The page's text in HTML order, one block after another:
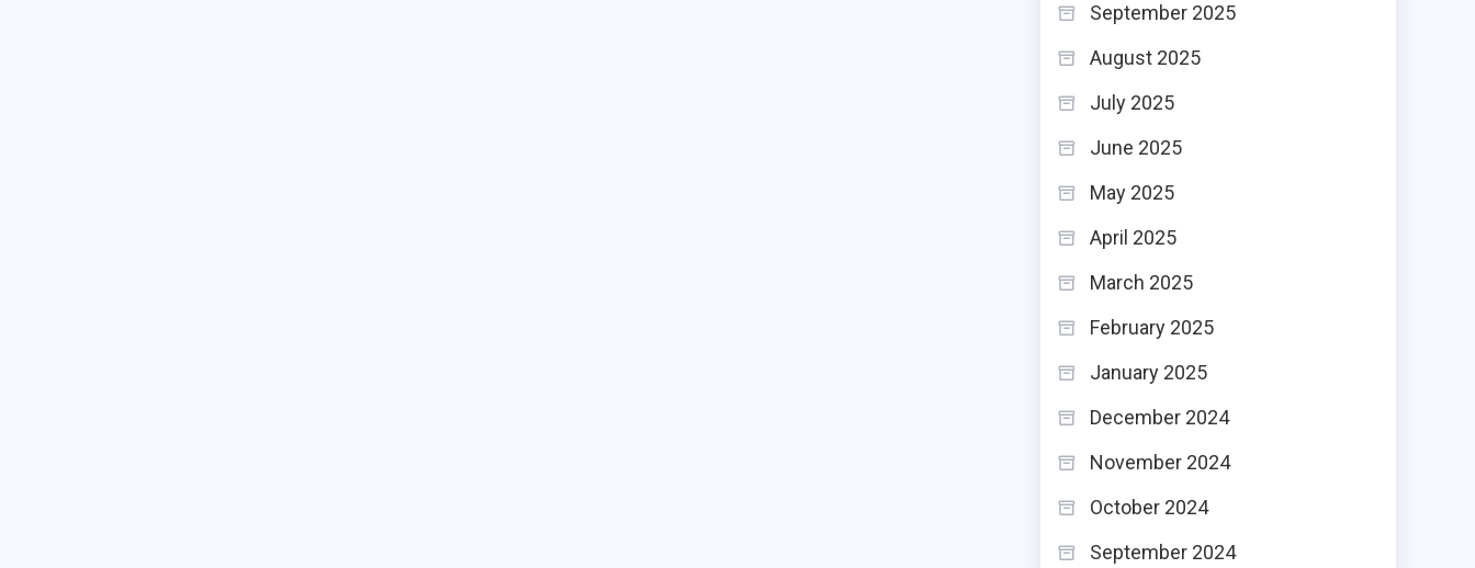
September 2025
August 2025
July 2025
June 2025
May 2025
April 2025
March 2025
February 2025
January 2025
December 2024
November 2024
October 2024
September 2024